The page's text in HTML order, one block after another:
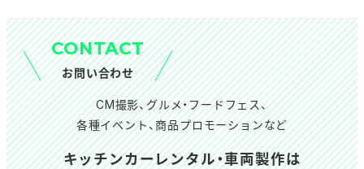
CONTACT
お問い合わせ
CM撮影、グルメ・フードフェス、
各種イベント、商品プロモーションなど
キッチンカーレンタル・車両製作は